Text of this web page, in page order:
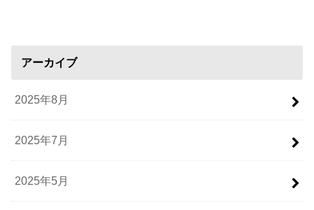
アーカイブ
2025年8月
2025年7月
2025年5月